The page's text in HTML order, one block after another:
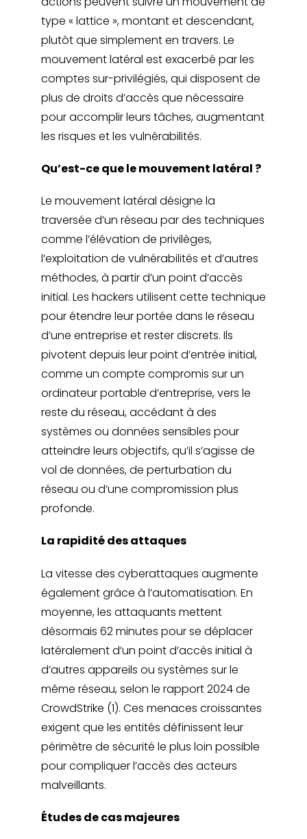
type « lattice », montant et descendant,
plutôt que simplement en travers. Le
mouvement latéral est exacerbé par les
comptes sur-privilégiés, qui disposent de
plus de droits d’accès que nécessaire
pour accomplir leurs tâches, augmentant
les risques et les vulnérabilités.
Qu’est-ce que le mouvement latéral ?
Le mouvement latéral désigne la
traversée d’un réseau par des techniques
comme l’élévation de privilèges,
l’exploitation de vulnérabilités et d’autres
méthodes, à partir d’un point d’accès
initial. Les hackers utilisent cette technique
pour étendre leur portée dans le réseau
d’une entreprise et rester discrets. Ils
pivotent depuis leur point d’entrée initial,
comme un compte compromis sur un
ordinateur portable d’entreprise, vers le
reste du réseau, accédant à des
systèmes ou données sensibles pour
atteindre leurs objectifs, qu’il s’agisse de
vol de données, de perturbation du
réseau ou d’une compromission plus
profonde.
La rapidité des attaques
La vitesse des cyberattaques augmente
également grâce à l’automatisation. En
moyenne, les attaquants mettent
désormais 62 minutes pour se déplacer
latéralement d’un point d’accès initial à
d’autres appareils ou systèmes sur le
même réseau, selon le rapport 2024 de
CrowdStrike (1). Ces menaces croissantes
exigent que les entités définissent leur
périmètre de sécurité le plus loin possible
pour compliquer l’accès des acteurs
malveillants.
Études de cas majeures